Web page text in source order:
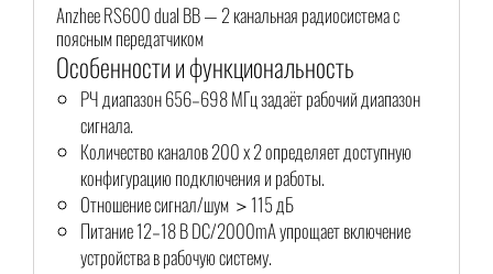
Anzhee RS600 dual BB — 2 канальная радиосистема с
поясным передатчиком
Особенности и функциональность
РЧ диапазон 656–698 МГц задаёт рабочий диапазон
сигнала.
Количество каналов 200 x 2 определяет доступную
конфигурацию подключения и работы.
Отношение сигнал/шум ＞115 дБ
Питание 12–18 В DC/2000mA упрощает включение
устройства в рабочую систему.